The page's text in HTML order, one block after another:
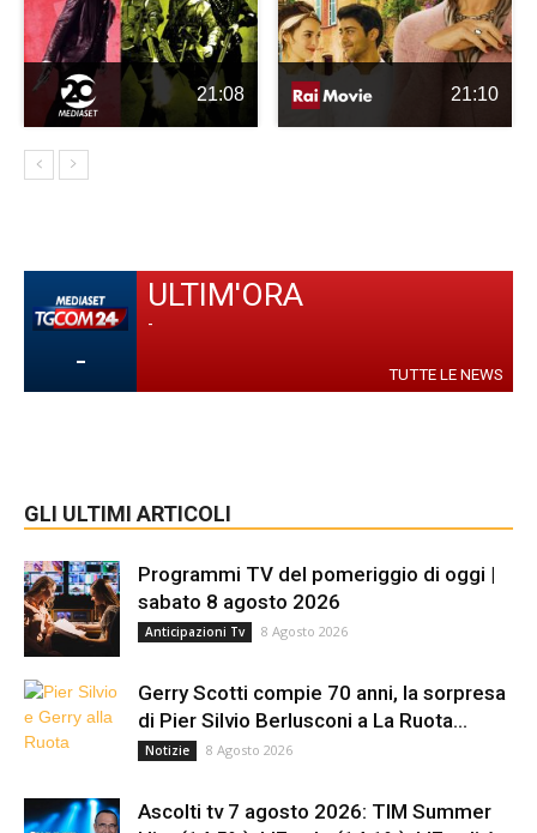
21:08 21:10
-
ULTIM'ORA
-
TUTTE LE NEWS
GLI ULTIMI ARTICOLI
Programmi TV del pomeriggio di oggi |
sabato 8 agosto 2026
Anticipazioni Tv 8 Agosto 2026
Gerry Scotti compie 70 anni, la sorpresa
di Pier Silvio Berlusconi a La Ruota...
Notizie 8 Agosto 2026
Ascolti tv 7 agosto 2026: TIM Summer